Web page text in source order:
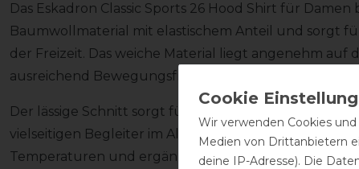
Das Eskadron Classic Sports 26 Hood Shirt für
Baumwollmaterial mit elastischem Anteil und sorgt
der Freizeit. Das weiche Material liegt angenehm
ausreichend Bewegungsfreiheit.
Der lässige Schnitt sorgt für eine entspannte
vielseitigen Begleiter im Alltag. Die Kapuze mit
Temperaturen und ergänzt den sportlichen Look.
Wir verwenden Cookies
Medien von Drittanbietern
deine IP-Adresse). Die